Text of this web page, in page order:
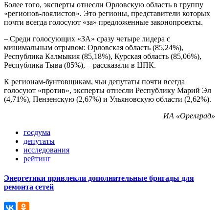
Более того, эксперты отнесли Орловскую область в группу
«регионов-лоялистов». Это регионы, представители которых
почти всегда голосуют «за» предложенные законопроекты.
– Среди голосующих «ЗА» сразу четыре лидера с
минимальным отрывом: Орловская область (85,24%),
Республика Калмыкия (85,18%), Курская область (85,06%),
Республика Тыва (85%), – рассказали в ЦПК.
К регионам-бунтовщикам, чьи депутаты почти всегда
голосуют «против», эксперты отнесли Республику Марий Эл
(4,71%), Пензенскую (2,67%) и Ульяновскую области (2,62%).
ИА «Орелград»
госдума
депутаты
исследования
рейтинг
Энергетики привлекли дополнительные бригады для
ремонта сетей